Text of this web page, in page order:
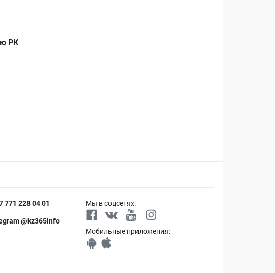
РК
771 228 04 01
@kz365info
Мы в соцсетях:
Мобильные приложения: